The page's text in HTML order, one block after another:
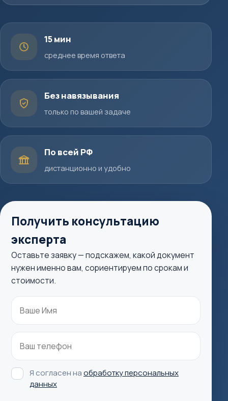
15 мин
среднее время ответа
Без навязывания
только по вашей задаче
По всей РФ
дистанционно и удобно
Получить консультацию
эксперта
Оставьте заявку — подскажем, какой документ
нужен именно вам, сориентируем по срокам и
стоимости.
Я согласен наобработку персональных
данных